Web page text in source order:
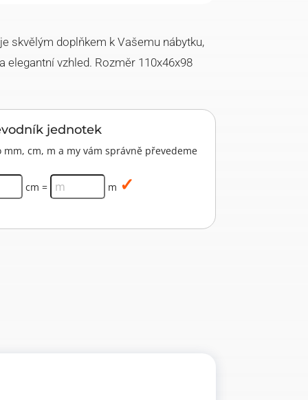
skvělým doplňkem k Vašemu nábytku,
elegantní vzhled. Rozměr 110x46x98
jednotek
cm, m a my vám správně převedeme
cm = m